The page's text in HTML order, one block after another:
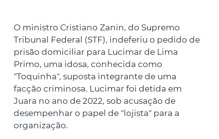
O ministro Cristiano Zanin, do Supremo
Tribunal Federal (STF), indeferiu o pedido de
prisão domiciliar para Lucimar de Lima
Primo, uma idosa, conhecida como
"Toquinha", suposta integrante de uma
facção criminosa. Lucimar foi detida em
Juara no ano de 2022, sob acusação de
desempenhar o papel de "lojista" para a
organização.